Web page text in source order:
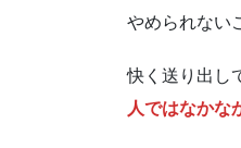
やめられない
快く送り出し
人ではなかな